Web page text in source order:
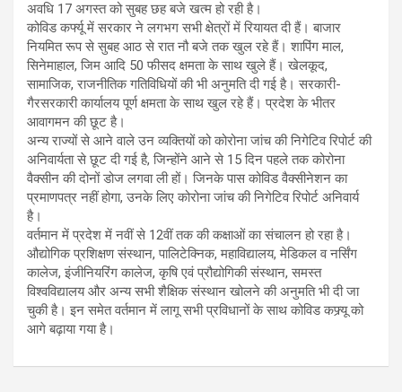
अवधि 17 अगस्त को सुबह छह बजे खत्म हो रही है।
कोविड कर्फ्यू में सरकार ने लगभग सभी क्षेत्रों में रियायत दी हैं। बाजार
नियमित रूप से सुबह आठ से रात नौ बजे तक खुल रहे हैं। शापिंग माल,
सिनेमाहाल, जिम आदि 50 फीसद क्षमता के साथ खुले हैं। खेलकूद,
सामाजिक, राजनीतिक गतिविधियों की भी अनुमति दी गई है। सरकारी-
गैरसरकारी कार्यालय पूर्ण क्षमता के साथ खुल रहे हैं। प्रदेश के भीतर
आवागमन की छूट है।
अन्य राज्यों से आने वाले उन व्यक्तियों को कोरोना जांच की निगेटिव रिपोर्ट की
अनिवार्यता से छूट दी गई है, जिन्होंने आने से 15 दिन पहले तक कोरोना
वैक्सीन की दोनों डोज लगवा ली हों। जिनके पास कोविड वैक्सीनेशन का
प्रमाणपत्र नहीं होगा, उनके लिए कोरोना जांच की निगेटिव रिपोर्ट अनिवार्य
है।
वर्तमान में प्रदेश में नवीं से 12वीं तक की कक्षाओं का संचालन हो रहा है।
औद्योगिक प्रशिक्षण संस्थान, पालिटेक्निक, महाविद्यालय, मेडिकल व नर्सिंग
कालेज, इंजीनियरिंग कालेज, कृषि एवं प्रौद्योगिकी संस्थान, समस्त
विश्वविद्यालय और अन्य सभी शैक्षिक संस्थान खोलने की अनुमति भी दी जा
चुकी है। इन समेत वर्तमान में लागू सभी प्रविधानों के साथ कोविड कफ्र्यू को
आगे बढ़ाया गया है।